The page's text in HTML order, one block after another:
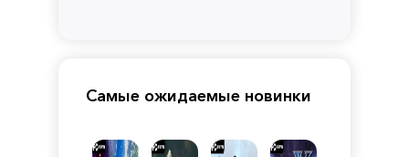
Самые ожидаемые новинки